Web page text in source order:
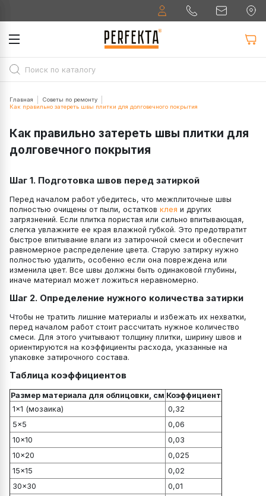
Главная
Советы по ремонту
Как правильно затереть швы плитки для долговечного покрытия
Как правильно затереть швы плитки для
долговечного покрытия
Шаг 1. Подготовка швов перед затиркой
Перед началом работ убедитесь, что межплиточные швы
полностью очищены от пыли, остатков клея и других
загрязнений. Если плитка пористая или сильно впитывающая,
слегка увлажните ее края влажной губкой. Это предотвратит
быстрое впитывание влаги из затирочной смеси и обеспечит
равномерное распределение цвета. Старую затирку нужно
полностью удалить, особенно если она повреждена или
изменила цвет. Все швы должны быть одинаковой глубины,
иначе материал может ложиться неравномерно.
Шаг 2. Определение нужного количества затирки
Чтобы не тратить лишние материалы и избежать их нехватки,
перед началом работ стоит рассчитать нужное количество
смеси. Для этого учитывают толщину плитки, ширину швов и
ориентируются на коэффициенты расхода, указанные на
упаковке затирочного состава.
Таблица коэффициентов
Размер материала для облицовки, см Коэффициент
1×1 (мозаика)
0,32
5×5
0,06
10×10
0,03
10×20
0,025
15×15
0,02
30×30
0,01